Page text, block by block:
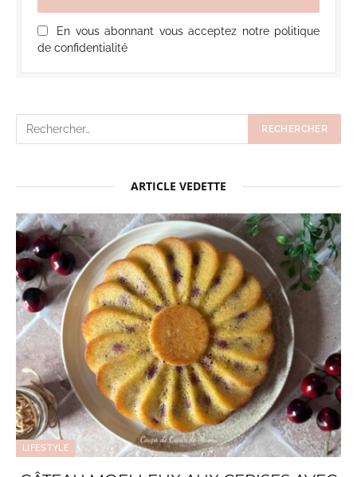
En vous abonnant vous acceptez notre politique
de confidentialité
ARTICLE VEDETTE
LIFESTYLE